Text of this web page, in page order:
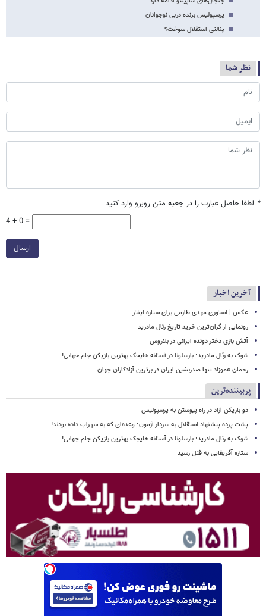
پرسپولیس برنده دربی نوجوانان
پنالتی استقلال سوخت؟
نظر شما
* لطفا حاصل عبارت را در جعبه متن روبرو وارد کنید
4 + 0 =
ارسال
آخرین اخبار
عکس | استوری مهدی طارمی برای ستاره اینتر
رونمایی از گران‌ترین خرید تاریخ رئال مادرید
آتش بازی دختر دونده ایرانی در بلاروس
شوک به رئال مادرید؛ بارسلونا در آستانه هایجک بهترین بازیکن جام جهانی!
رحمان عموزاد تنها صدرنشین ایران در برترین آزادکاران جهان
پربیننده‌ترین
دو بازیکن آزاد در راه پیوستن به پرسپولیس
پشت پرده پیشنهاد استقلال به سردار آزمون؛ وعده‌ای که به سهراب داده بودند!
شوک به رئال مادرید؛ بارسلونا در آستانه هایجک بهترین بازیکن جام جهانی!
ستاره آفریقایی به قتل رسید